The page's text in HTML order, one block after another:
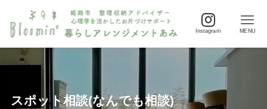
Instagram MENU
スポット相談(なんでも相談)